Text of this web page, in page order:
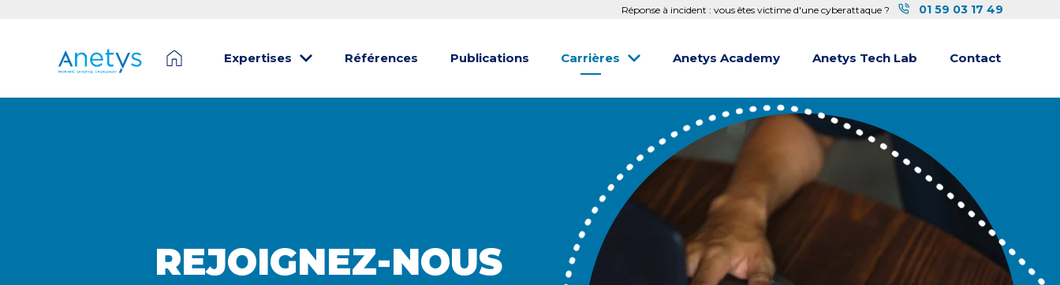
Réponse à incident : vous êtes victime d'une cyberattaque ? 01 59 03 17 49
Expertises Références Publications Carrières Anetys Academy Anetys Tech Lab Contact
REJOIGNEZ-NOUS